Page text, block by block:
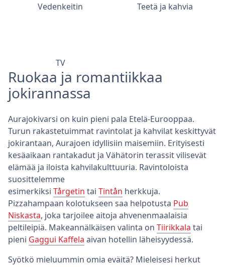
Vedenkeitin Teetä ja kahvia
TV
Ruokaa ja romantiikkaa
jokirannassa
Aurajokivarsi on kuin pieni pala Etelä-Eurooppaa.
Turun rakastetuimmat ravintolat ja kahvilat keskittyvät
jokirantaan, Aurajoen idyllisiin maisemiin. Erityisesti
kesäaikaan rantakadut ja Vähätorin terassit vilisevät
elämää ja iloista kahvilakulttuuria. Ravintoloista
suosittelemme
esimerkiksi Tårgetin tai Tintån herkkuja.
Pizzahampaan kolotukseen saa helpotusta Pub
Niskasta, joka tarjoilee aitoja ahvenenmaalaisia
peltileipiä. Makeannälkäisen valinta on Tiirikkala tai
pieni Gaggui Kaffela aivan hotellin läheisyydessä.
Syötkö mieluummin omia eväitä? Mieleisesi herkut